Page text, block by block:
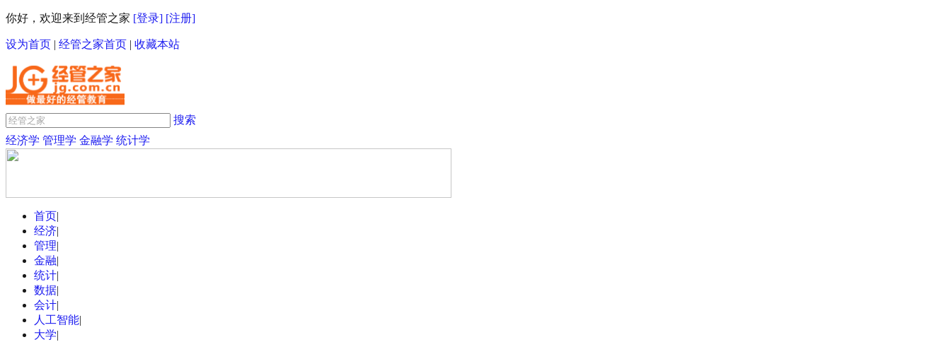
你好，欢迎来到经管之家 [登录] [注册]
设为首页 | 经管之家首页 | 收藏本站
搜索
经济学 管理学 金融学 统计学
首页|
经济|
管理|
金融|
统计|
数据|
会计|
人工智能|
大学|